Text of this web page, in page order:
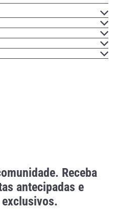
Receba
antecipadas e